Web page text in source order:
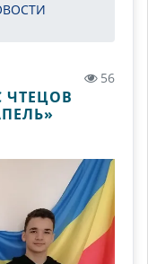
56
ЧТЕЦОВ